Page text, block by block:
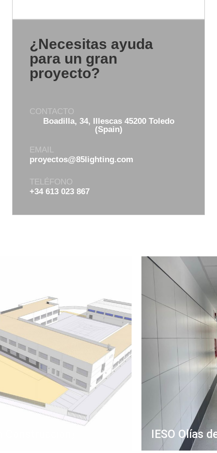
¿Necesitas ayuda
para un gran
proyecto?
CONTACTO
Boadilla, 34, Illescas 45200 Toledo
(Spain)
EMAIL
proyectos@85lighting.com
TELÉFONO
+34 613 023 867